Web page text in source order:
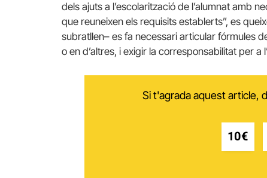
dels ajuts a l’escolarització de l’alumnat amb
que reuneixen els requisits establerts”, es
subratllen– es fa necessari articular fórmules
o en d’altres, i exigir la corresponsabilitat per a
Si t'agrada aquest article,
10€